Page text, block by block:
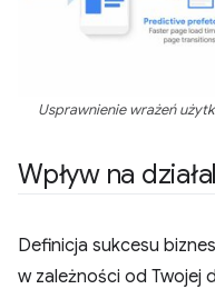
Usprawnienie wrażeń
Wpływ na
Definicja sukcesu
w zależności od Twojej